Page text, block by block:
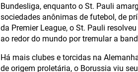
Bundesliga, enquanto o St. Pauli
sociedades anônimas de futebol, de
da Premier League, o St. Pauli
ao redor do mundo por tremular a
Há mais clubes e torcidas na
de origem proletária, o Borussia viu